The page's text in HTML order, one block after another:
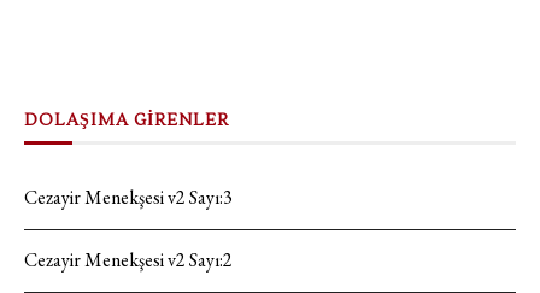
DOLAŞIMA GİRENLER
Cezayir Menekşesi v2 Sayı:3
Cezayir Menekşesi v2 Sayı:2